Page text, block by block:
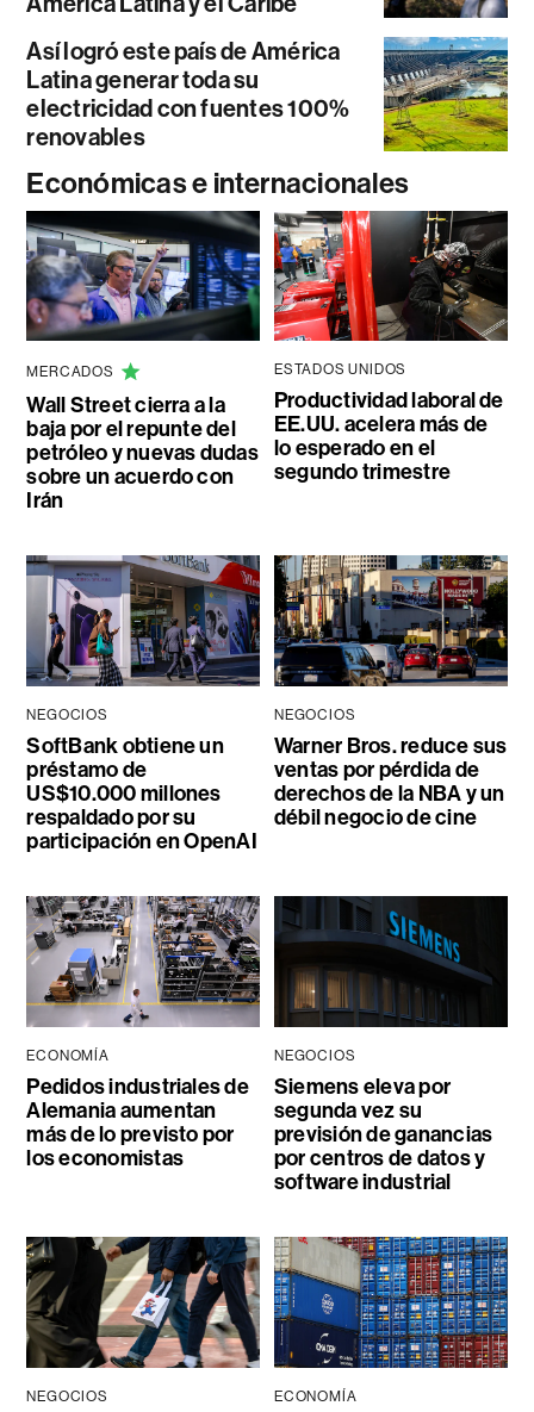
Así logró este país de América
Latina generar toda su
electricidad con fuentes 100%
renovables
Económicas e internacionales
MERCADOS
Wall Street cierra a la
baja por el repunte del
petróleo y nuevas dudas
sobre un acuerdo con
Irán
ESTADOS UNIDOS
Productividad laboral de
EE.UU. acelera más de
lo esperado en el
segundo trimestre
NEGOCIOS
SoftBank obtiene un
préstamo de
US$10.000 millones
respaldado por su
participación en OpenAI
NEGOCIOS
Warner Bros. reduce sus
ventas por pérdida de
derechos de la NBA y un
débil negocio de cine
ECONOMÍA
Pedidos industriales de
Alemania aumentan
más de lo previsto por
los economistas
NEGOCIOS
Siemens eleva por
segunda vez su
previsión de ganancias
por centros de datos y
software industrial
NEGOCIOS ECONOMÍA